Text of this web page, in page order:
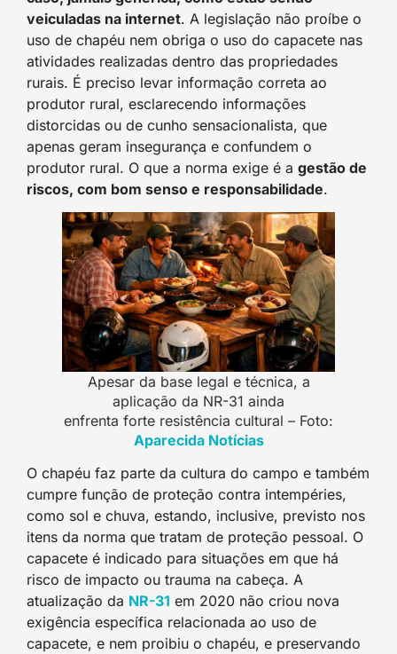
veiculadas na internet. A legislação não proíbe o
uso de chapéu nem obriga o uso do capacete nas
atividades realizadas dentro das propriedades
rurais. É preciso levar informação correta ao
produtor rural, esclarecendo informações
distorcidas ou de cunho sensacionalista, que
apenas geram insegurança e confundem o
produtor rural. O que a norma exige é a gestão de
riscos, com bom senso e responsabilidade.
Apesar da base legal e técnica, a
aplicação da NR-31 ainda
enfrenta forte resistência cultural – Foto:
Aparecida Notícias
O chapéu faz parte da cultura do campo e também
cumpre função de proteção contra intempéries,
como sol e chuva, estando, inclusive, previsto nos
itens da norma que tratam de proteção pessoal. O
capacete é indicado para situações em que há
risco de impacto ou trauma na cabeça. A
atualização da NR-31 em 2020 não criou nova
exigência específica relacionada ao uso de
capacete, e nem proibiu o chapéu, e preservando